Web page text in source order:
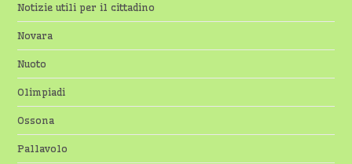
Notizie utili per il cittadino
Novara
Nuoto
Olimpiadi
Ossona
Pallavolo